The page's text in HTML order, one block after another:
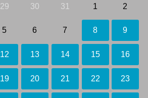
29 30 31 1 2
5 6 7 8 9
12 13 14 15 16
19 20 21 22 23